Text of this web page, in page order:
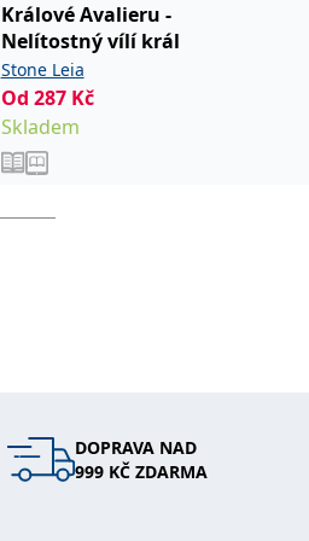
Králové Avalieru -
Nelítostný vílí král
Stone Leia
Od 287 Kč
Skladem
DOPRAVA NAD
999 KČ ZDARMA